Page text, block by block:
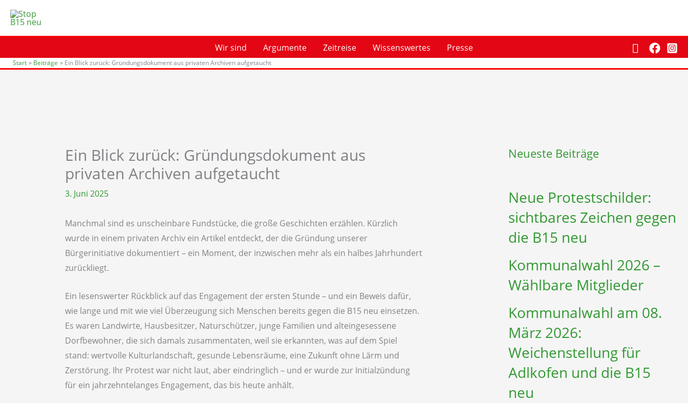
Inhalt
springen
Wir sind
Argumente Zeitreise Wissenswertes Presse Suchen
Start Beiträge Ein Blick zurück: Gründungsdokument aus privaten Archiven aufgetaucht
Ein Blick zurück: Gründungsdokument aus
privaten Archiven aufgetaucht
3. Juni 2025
Manchmal sind es unscheinbare Fundstücke, die große Geschichten erzählen. Kürzlich
wurde in einem privaten Archiv ein Artikel entdeckt, der die Gründung unserer
Bürgerinitiative dokumentiert – ein Moment, der inzwischen mehr als ein halbes Jahrhundert
zurückliegt.
Ein lesenswerter Rückblick auf das Engagement der ersten Stunde – und ein Beweis dafür,
wie lange und mit wie viel Überzeugung sich Menschen bereits gegen die B15 neu einsetzen.
Es waren Landwirte, Hausbesitzer, Naturschützer, junge Familien und alteingesessene
Dorfbewohner, die sich damals zusammentaten, weil sie erkannten, was auf dem Spiel
stand: wertvolle Kulturlandschaft, gesunde Lebensräume, eine Zukunft ohne Lärm und
Zerstörung. Ihr Protest war nicht laut, aber eindringlich – und er wurde zur Initialzündung
für ein jahrzehntelanges Engagement, das bis heute anhält.
Neueste Beiträge
Neue Protestschilder:
sichtbares Zeichen gegen
die B15 neu
Kommunalwahl 2026 –
Wählbare Mitglieder
Kommunalwahl am 08.
März 2026:
Weichenstellung für
Adlkofen und die B15
neu